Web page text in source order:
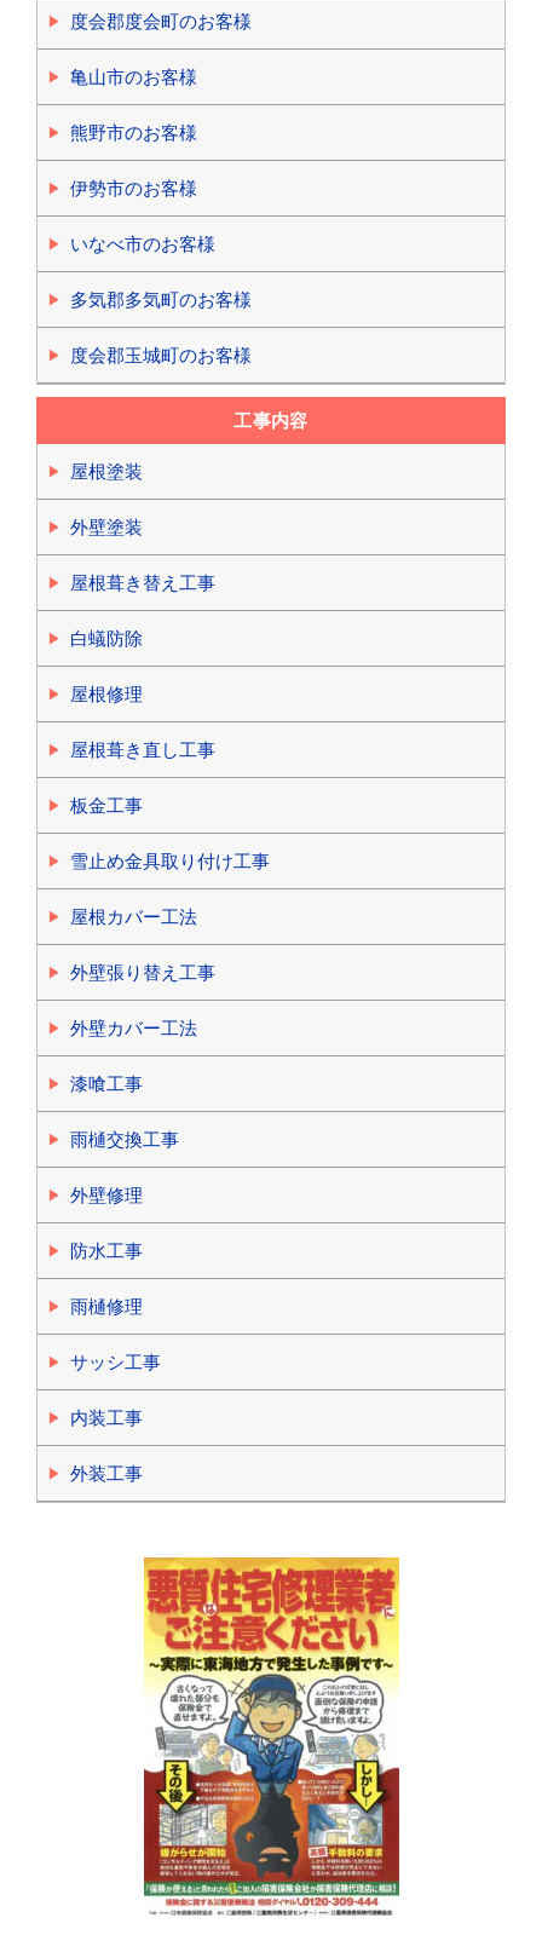
度会郡度会町のお客様
亀山市のお客様
熊野市のお客様
伊勢市のお客様
いなべ市のお客様
多気郡多気町のお客様
度会郡玉城町のお客様
工事内容
屋根塗装
外壁塗装
屋根葺き替え工事
白蟻防除
屋根修理
屋根葺き直し工事
板金工事
雪止め金具取り付け工事
屋根カバー工法
外壁張り替え工事
外壁カバー工法
漆喰工事
雨樋交換工事
外壁修理
防水工事
雨樋修理
サッシ工事
内装工事
外装工事